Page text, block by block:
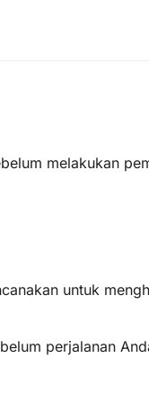
melakukan
untuk
perjalanan